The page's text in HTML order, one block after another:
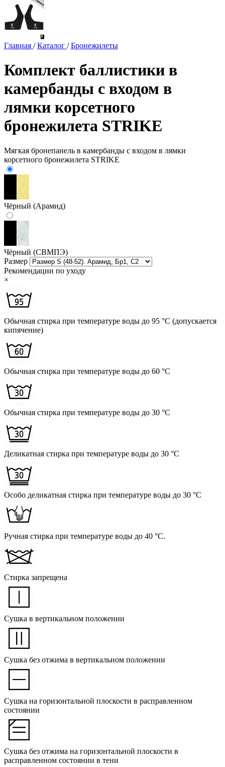
Главная / Каталог / Бронежилеты
Комплект баллистики в
камербанды с входом в
лямки корсетного
бронежилета STRIKE
Мягкая бронепанель в камербанды с входом в лямки
корсетного бронежилета STRIKE
Чёрный (Арамид)
Чёрный (СВМПЭ)
Размер
Рекомендации по уходу
×
Обычная стирка при температуре воды до 95 °C (допускается
кипячение)
Обычная стирка при температуре воды до 60 °C
Обычная стирка при температуре воды до 30 °C
Деликатная стирка при температуре воды до 30 °C
Особо деликатная стирка при температуре воды до 30 °C
Ручная стирка при температуре воды до 40 °C.
Стирка запрещена
Сушка в вертикальном положении
Сушка без отжима в вертикальном положении
Сушка на горизонтальной плоскости в расправленном
состоянии
Сушка без отжима на горизонтальной плоскости в
расправленном состоянии в тени